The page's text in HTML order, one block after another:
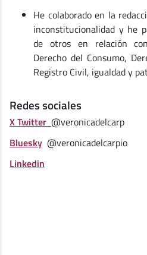
He colaborado en la
inconstitucionalidad y he
de otros en relación
Derecho del Consumo,
Registro Civil, igualdad y
Redes sociales
X Twitter @veronicadelcarp
Bluesky @veronicadelcarpio
Linkedin